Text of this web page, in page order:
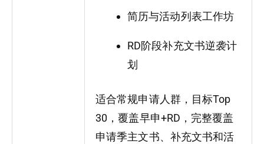
简历与活动列表工作坊
RD阶段补充文书逆袭计
划
适合常规申请人群，目标Top
30，覆盖早申+RD，完整覆盖
申请季主文书、补充文书和活